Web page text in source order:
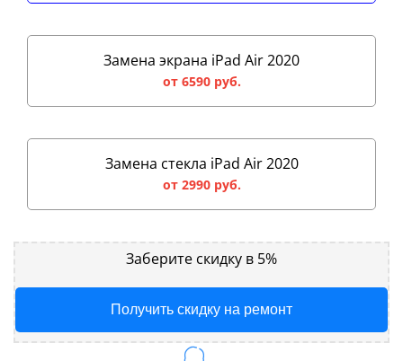
Замена экрана iPad Air 2020
от 6590 руб.
Замена стекла iPad Air 2020
от 2990 руб.
Заберите скидку в 5%
Получить скидку на ремонт